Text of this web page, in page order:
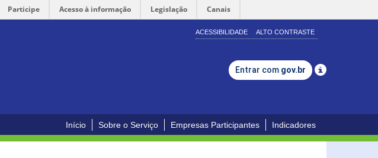
Participe Acesso à informação Legislação Canais
ACESSIBILIDADE ALTO CONTRASTE
Entrar com gov.br
Início Sobre o Serviço Empresas Participantes Indicadores